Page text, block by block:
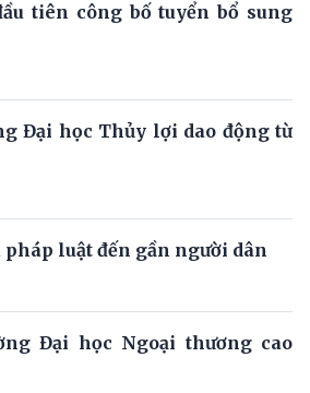
tiên công bố tuyển bổ sung
Đại học Thủy lợi dao động từ
pháp luật đến gần người dân
Đại học Ngoại thương cao